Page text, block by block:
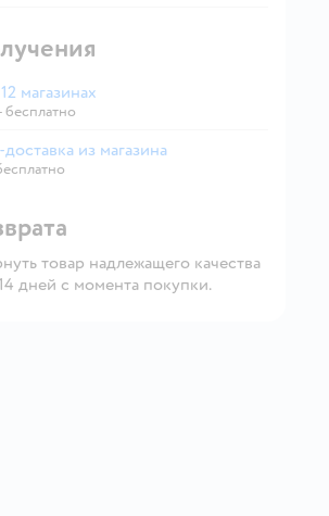
доставки.
магазинах
бесплатно
из магазина
товар надлежащего качества
дней с момента покупки.